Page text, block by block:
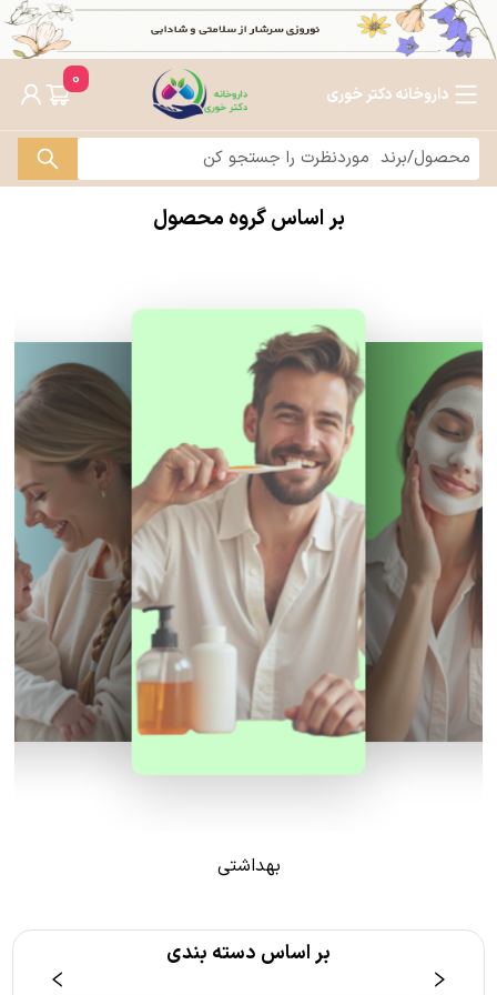
داروخانه دکتر خوری
0
بر اساس گروه محصول
بهداشتی
بر اساس دسته بندی